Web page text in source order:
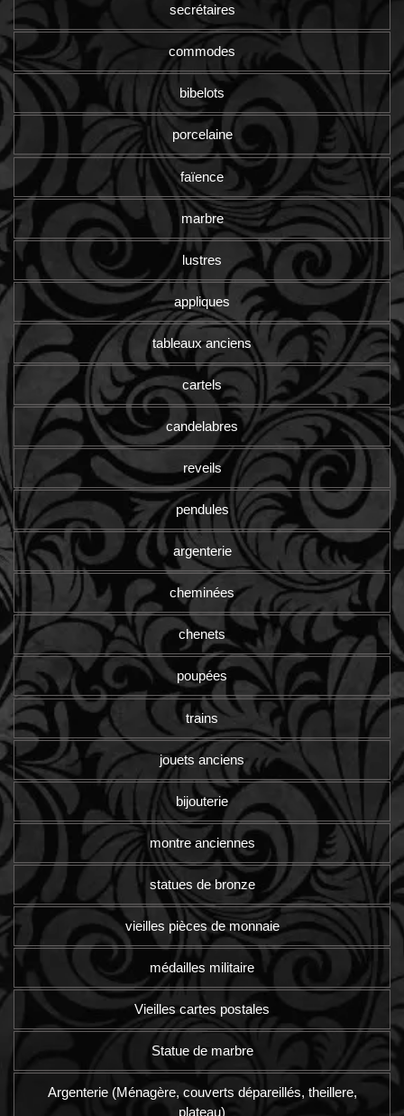
secrétaires
commodes
bibelots
porcelaine
faïence
marbre
lustres
appliques
tableaux anciens
cartels
candelabres
reveils
pendules
argenterie
cheminées
chenets
poupées
trains
jouets anciens
bijouterie
montre anciennes
statues de bronze
vieilles pièces de monnaie
médailles militaire
Vieilles cartes postales
Statue de marbre
Argenterie (Ménagère, couverts dépareillés, theillere,
plateau)